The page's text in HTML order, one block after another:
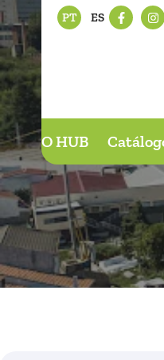
PT ES
O HUB